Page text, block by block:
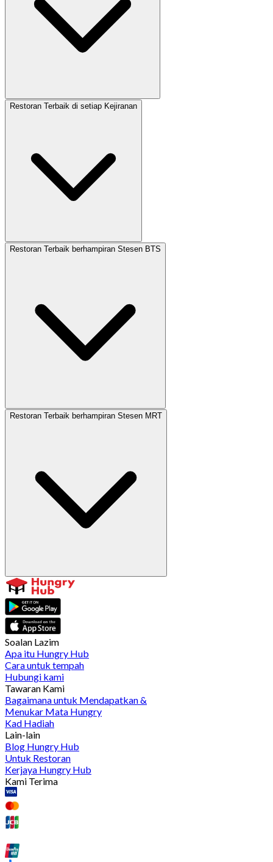
Restoran Terbaik di setiap Kejiranan
Restoran Terbaik berhampiran Stesen BTS
Restoran Terbaik berhampiran Stesen MRT
Soalan Lazim
Apa itu Hungry Hub
Cara untuk tempah
Hubungi kami
Tawaran Kami
Bagaimana untuk Mendapatkan &
Menukar Mata Hungry
Kad Hadiah
Lain-lain
Blog Hungry Hub
Untuk Restoran
Kerjaya Hungry Hub
Kami Terima